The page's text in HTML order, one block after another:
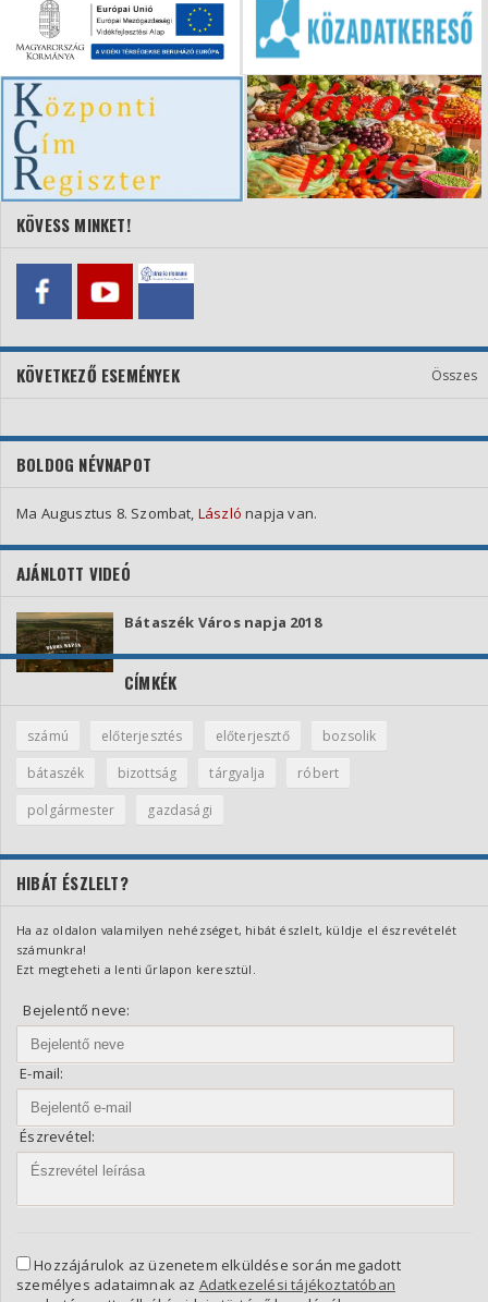
KÖVESS MINKET!
KÖVETKEZŐ ESEMÉNYEK Összes
BOLDOG NÉVNAPOT
Ma Augusztus 8. Szombat, László napja van.
AJÁNLOTT VIDEÓ
Bátaszék Város napja 2018
CÍMKÉK
számú előterjesztés előterjesztő
bozsolik
bátaszék
bizottság tárgyalja
róbert
polgármester
gazdasági
HIBÁT ÉSZLELT?
Ha az oldalon valamilyen nehézséget, hibát észlelt, küldje el észrevételét
számunkra!
Ezt megteheti a lenti űrlapon keresztül.
Bejelentő neve:
E-mail:
Észrevétel:
Hozzájárulok az üzenetem elküldése során megadott
személyes adataimnak az Adatkezelési tájékoztatóban